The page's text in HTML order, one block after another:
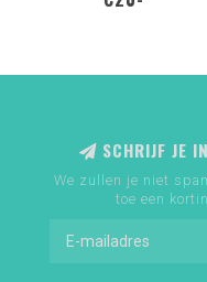
SCHRIJF JE
We zullen je niet
toe een